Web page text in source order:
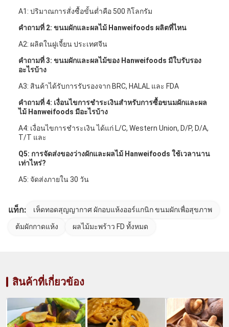
A1: ปริมาณการสั่งซื้อขั้นต่ำคือ 500 กิโลกรัม
คำถามที่ 2: ขนมผักและผลไม้ Hanweifoods ผลิตที่ไหน
A2: ผลิตในฝูเจี้ยน ประเทศจีน
คำถามที่ 3: ขนมผักและผลไม้ของ Hanweifoods มีใบรับรอง
อะไรบ้าง
A3: สินค้าได้รับการรับรองจาก BRC, HALAL และ FDA
คำถามที่ 4: เงื่อนไขการชำระเงินสำหรับการซื้อขนมผักและผล
ไม้ Hanweifoods มีอะไรบ้าง
A4: เงื่อนไขการชำระเงิน ได้แก่ L/C, Western Union, D/P, D/A,
T/T และ
Q5: การจัดส่งของว่างผักและผลไม้ Hanweifoods ใช้เวลานาน
เท่าไหร่?
A5: จัดส่งภายใน 30 วัน
แท็ก: เห็ดทอดสุญญากาศ ผักอบแห้งออร์แกนิก ขนมผักเพื่อสุขภาพ
ต้มผักกาดแห้ง ผลไม้มะพร้าว FD ทั้งหมด
สินค้าที่เกี่ยวข้อง